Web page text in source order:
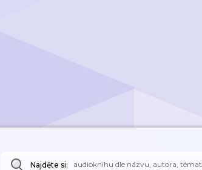
Najděte si: